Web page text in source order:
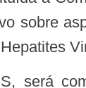
sobre